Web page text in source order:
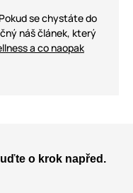
se chystáte do
náš článek, který
a co naopak
o krok napřed.